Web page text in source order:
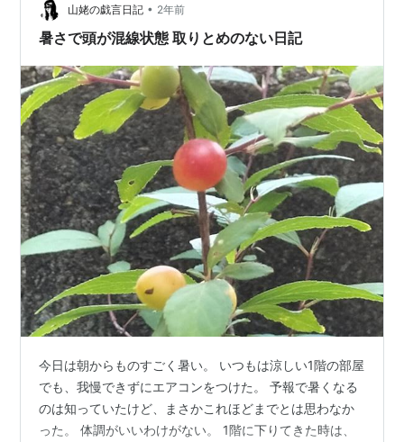
大混雑で行くのにうんざりしていた面もありましたが。
ただ、歳のせいか猛暑に耐えられなくな…
山姥の戯言日記 • 2年前
暑さで頭が混線状態 取りとめのない日記
今日は朝からものすごく暑い。 いつもは涼しい1階の部屋
でも、我慢できずにエアコンをつけた。 予報で暑くなる
のは知っていたけど、まさかこれほどまでとは思わなか
った。 体調がいいわけがない。 1階に下りてきた時は、